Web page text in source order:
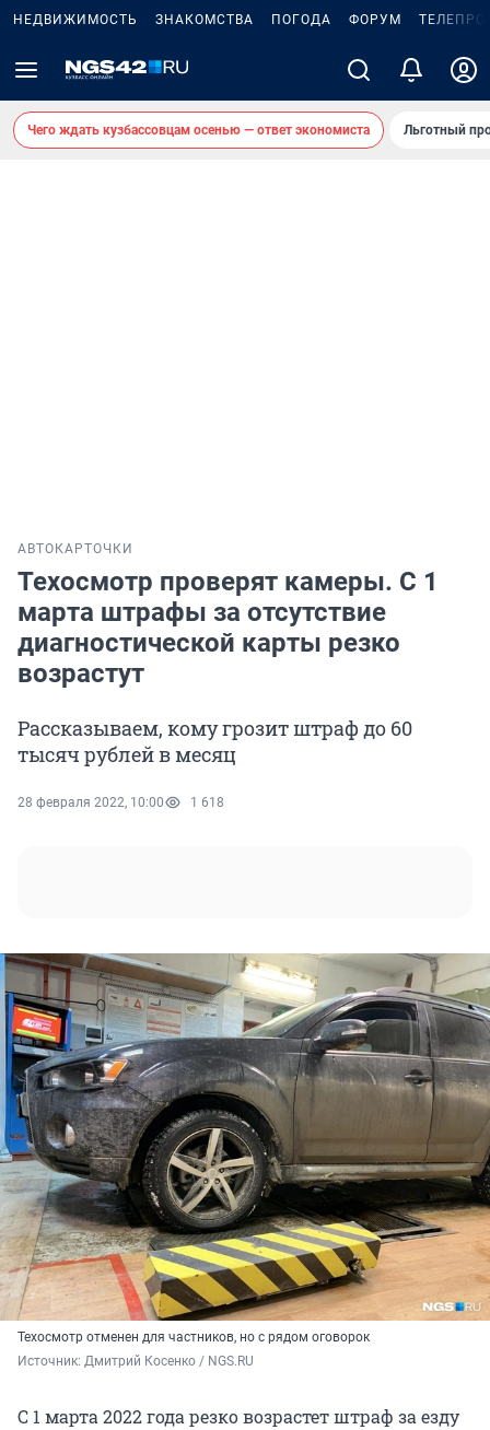
НЕДВИЖИМОСТЬ ЗНАКОМСТВА ПОГОДА ФОРУМ
Чего ждать кузбассовцам осенью — ответ экономиста Льготный
АВТО КАРТОЧКИ
Техосмотр проверят камеры. С 1
марта штрафы за отсутствие
диагностической карты резко
возрастут
Рассказываем, кому грозит штраф до 60
тысяч рублей в месяц
28 февраля 2022, 10:00 1 618
Техосмотр отменен для частников, но с рядом оговорок
Источник: Дмитрий Косенко / NGS.RU
С 1 марта 2022 года резко возрастет штраф за езду